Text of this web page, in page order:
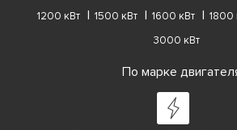
1200 кВт
1500 кВт 1600 кВт 1800
3000 кВт
По марке